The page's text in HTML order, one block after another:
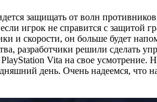
защищать от волн
игрок не справится с защитой
и скорости, он больше будет
разработчики решили сделать
Vita на свое
день. Очень надеемся, что